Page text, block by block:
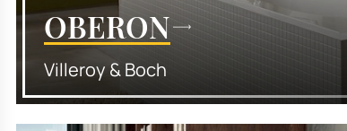
OBERON
Villeroy & Boch